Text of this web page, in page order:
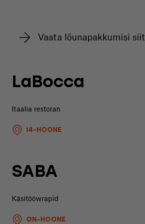
Vaata lõunapakkumisi siit
LaBocca
Itaalia restoran
I4-HOONE
SABA
Käsitööwrapid
ON-HOONE